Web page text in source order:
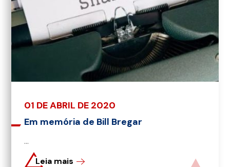
01 DE ABRIL DE 2020
Em memória de Bill Bregar
...
Leia mais